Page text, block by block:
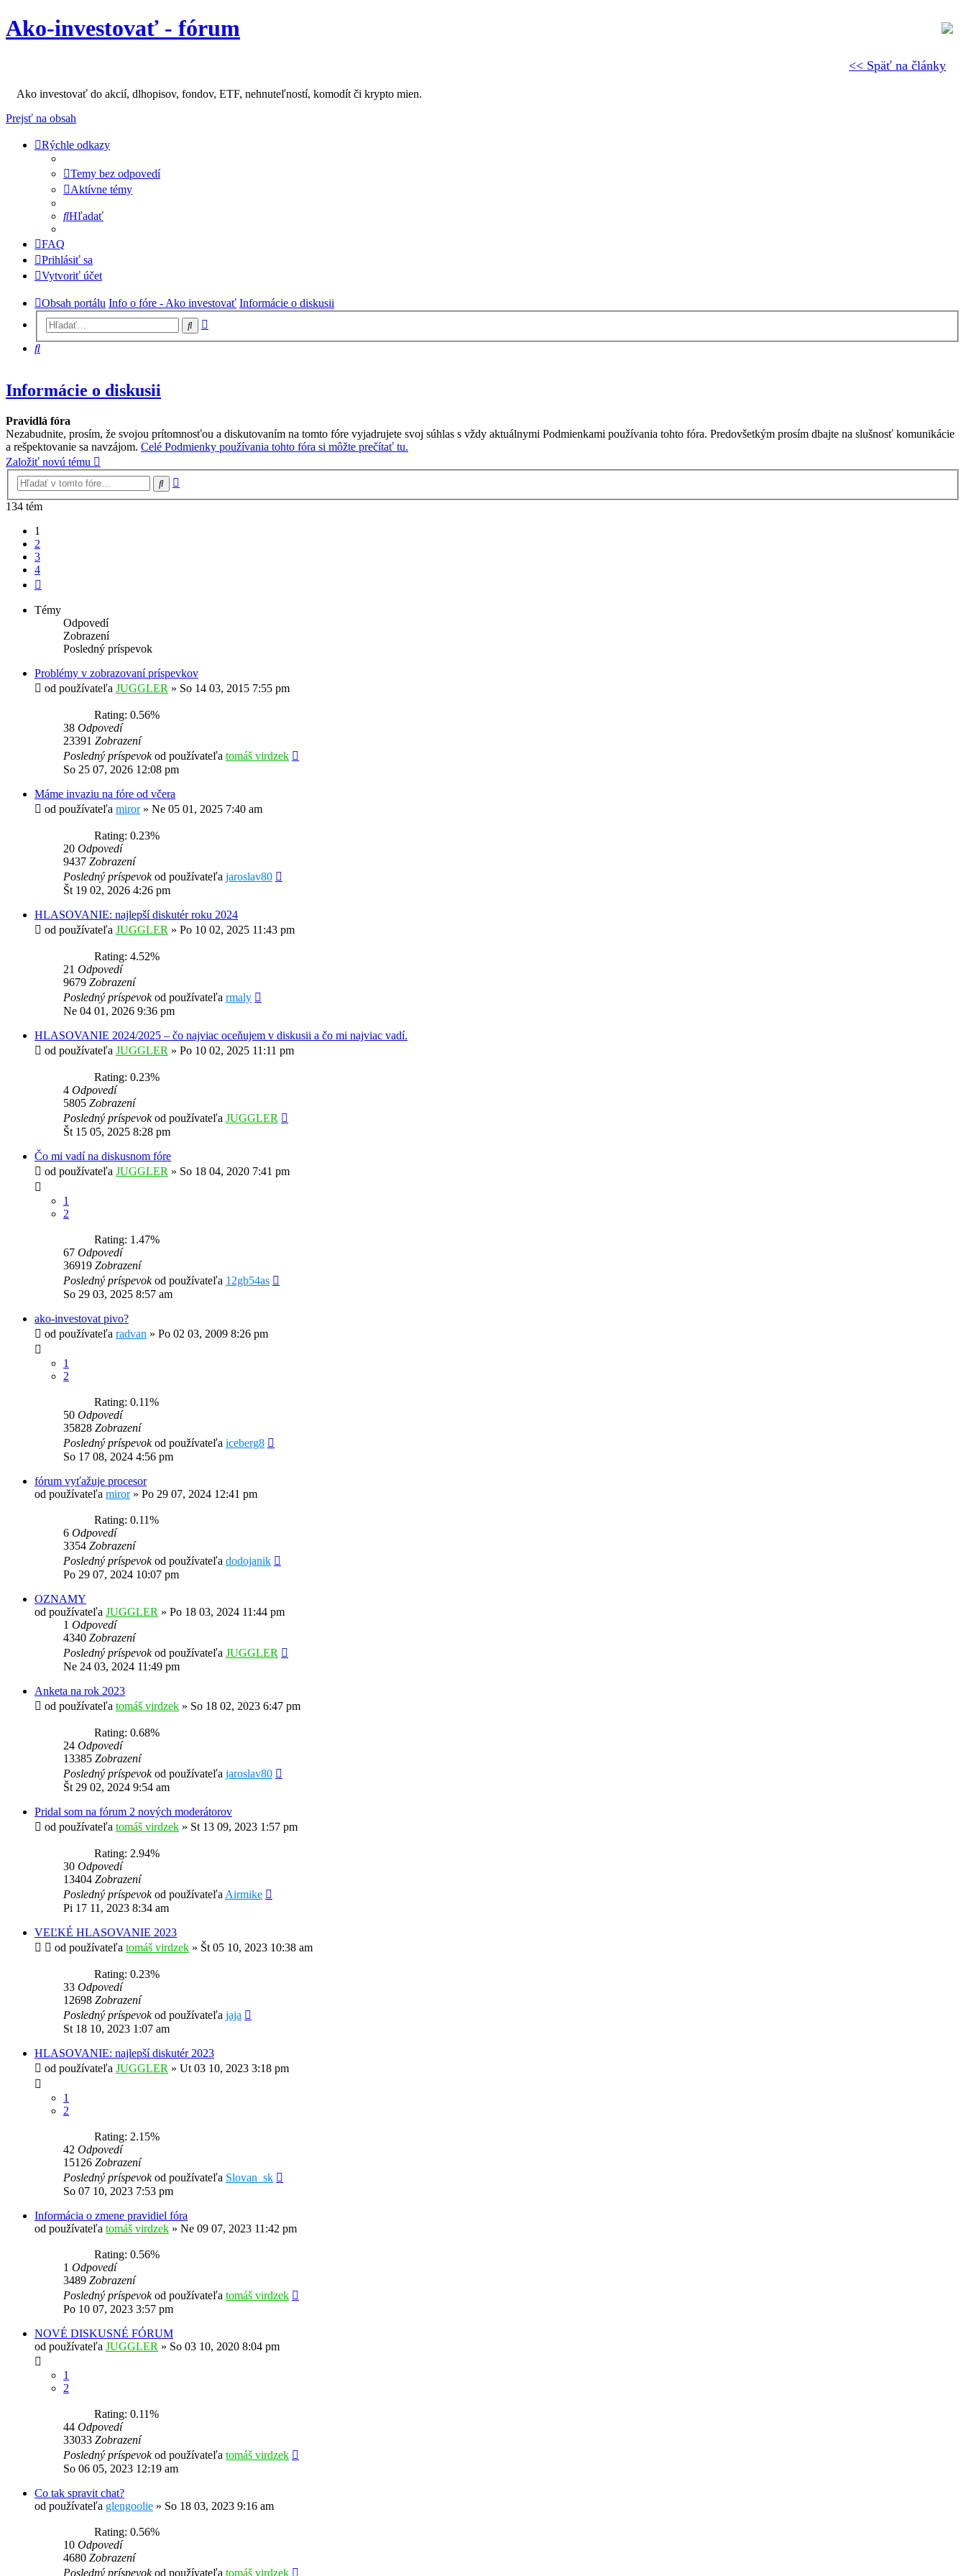
<< Späť na články
Ako-investovať - fórum
Ako investovať do akcií, dlhopisov, fondov, ETF, nehnuteľností, komodít či krypto mien.
Prejsť na obsah
Rýchle odkazy
Temy bez odpovedí
Aktívne témy
Hľadať
FAQ
Prihlásiť sa
Vytvoriť účet
Obsah portálu Info o fóre - Ako investovať Informácie o diskusii
Hľadať
Hľadať
Informácie o diskusii
Pravidlá fóra
Nezabudnite, prosím, že svojou prítomnosťou a diskutovaním na tomto fóre vyjadrujete svoj súhlas s vždy aktuálnymi Podmienkami používania tohto fóra. Predovšetkým prosím dbajte na slušnosť komunikácie
a rešpektovanie sa navzájom. Celé Podmienky používania tohto fóra si môžte prečítať tu.
Založiť novú tému
Hľadať
134 tém
1
2
3
4
Témy
Odpovedí
Zobrazení
Posledný príspevok
Problémy v zobrazovaní príspevkov
od používateľa JUGGLER » So 14 03, 2015 7:55 pm
Rating: 0.56%
38 Odpovedí
23391 Zobrazení
Posledný príspevokod používateľa tomáš virdzek
So 25 07, 2026 12:08 pm
Máme invaziu na fóre od včera
od používateľa miror» Ne 05 01, 2025 7:40 am
Rating: 0.23%
20 Odpovedí
9437 Zobrazení
Posledný príspevokod používateľa jaroslav80
Št 19 02, 2026 4:26 pm
HLASOVANIE: najlepší diskutér roku 2024
od používateľa JUGGLER » Po 10 02, 2025 11:43 pm
Rating: 4.52%
21 Odpovedí
9679 Zobrazení
Posledný príspevokod používateľa rmaly
Ne 04 01, 2026 9:36 pm
HLASOVANIE 2024/2025 – čo najviac oceňujem v diskusii a čo mi najviac vadí.
od používateľa JUGGLER » Po 10 02, 2025 11:11 pm
Rating: 0.23%
4 Odpovedí
5805 Zobrazení
Posledný príspevokod používateľa JUGGLER
Št 15 05, 2025 8:28 pm
Čo mi vadí na diskusnom fóre
od používateľa JUGGLER » So 18 04, 2020 7:41 pm
1
2
Rating: 1.47%
67 Odpovedí
36919 Zobrazení
Posledný príspevokod používateľa 12gb54as
So 29 03, 2025 8:57 am
ako-investovat pivo?
od používateľa radvan » Po 02 03, 2009 8:26 pm
1
2
Rating: 0.11%
50 Odpovedí
35828 Zobrazení
Posledný príspevokod používateľa iceberg8
So 17 08, 2024 4:56 pm
fórum vyťažuje procesor
od používateľa miror» Po 29 07, 2024 12:41 pm
Rating: 0.11%
6 Odpovedí
3354 Zobrazení
Posledný príspevokod používateľa dodojanik
Po 29 07, 2024 10:07 pm
OZNAMY
od používateľa JUGGLER » Po 18 03, 2024 11:44 pm
1 Odpovedí
4340 Zobrazení
Posledný príspevokod používateľa JUGGLER
Ne 24 03, 2024 11:49 pm
Anketa na rok 2023
od používateľa tomáš virdzek » So 18 02, 2023 6:47 pm
Rating: 0.68%
24 Odpovedí
13385 Zobrazení
Posledný príspevokod používateľa jaroslav80
Št 29 02, 2024 9:54 am
Pridal som na fórum 2 nových moderátorov
od používateľa tomáš virdzek » St 13 09, 2023 1:57 pm
Rating: 2.94%
30 Odpovedí
13404 Zobrazení
Posledný príspevokod používateľaAirmike
Pi 17 11, 2023 8:34 am
VEĽKÉ HLASOVANIE 2023
od používateľa tomáš virdzek » Št 05 10, 2023 10:38 am
Rating: 0.23%
33 Odpovedí
12698 Zobrazení
Posledný príspevokod používateľa jaja
St 18 10, 2023 1:07 am
HLASOVANIE: najlepší diskutér 2023
od používateľa JUGGLER » Ut 03 10, 2023 3:18 pm
1
2
Rating: 2.15%
42 Odpovedí
15126 Zobrazení
Posledný príspevokod používateľa Slovan_sk
So 07 10, 2023 7:53 pm
Informácia o zmene pravidiel fóra
od používateľa tomáš virdzek » Ne 09 07, 2023 11:42 pm
Rating: 0.56%
1 Odpovedí
3489 Zobrazení
Posledný príspevokod používateľa tomáš virdzek
Po 10 07, 2023 3:57 pm
NOVÉ DISKUSNÉ FÓRUM
od používateľa JUGGLER » So 03 10, 2020 8:04 pm
1
2
Rating: 0.11%
44 Odpovedí
33033 Zobrazení
Posledný príspevokod používateľa tomáš virdzek
So 06 05, 2023 12:19 am
Co tak spravit chat?
od používateľa glengoolie » So 18 03, 2023 9:16 am
Rating: 0.56%
10 Odpovedí
4680 Zobrazení
Posledný príspevokod používateľa tomáš virdzek